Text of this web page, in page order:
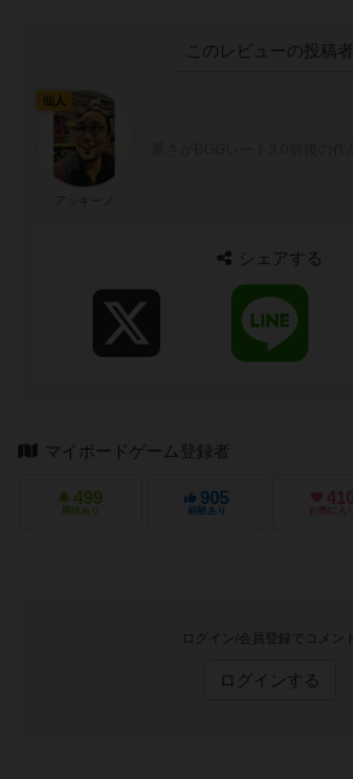
このレビューの投稿者
仙人
シェアする
マイボードゲーム登録者
499
興味あり
905
経験あり
410
お気に入り
ログイン/会員登録でコメント
ログインする